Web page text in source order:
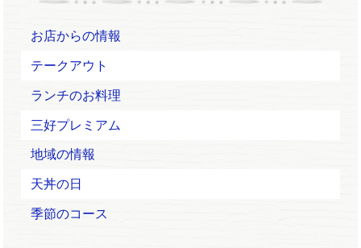
お店からの情報
テークアウト
ランチのお料理
三好プレミアム
地域の情報
天丼の日
季節のコース